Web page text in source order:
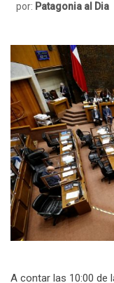
por: Patagonia al Dia
A contar las 10:00 de